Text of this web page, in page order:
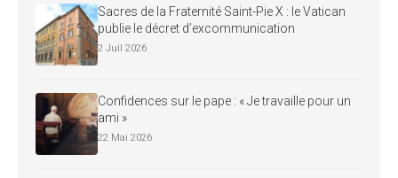
Sacres de la Fraternité Saint-Pie X : le Vatican
publie le décret d’excommunication
2 Juil 2026
Confidences sur le pape : « Je travaille pour un
ami »
22 Mai 2026